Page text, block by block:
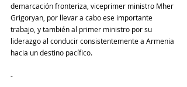
demarcación fronteriza, viceprimer ministro Mher
Grigoryan, por llevar a cabo ese importante
trabajo, y también al primer ministro por su
liderazgo al conducir consistentemente a Armenia
hacia un destino pacífico.
-